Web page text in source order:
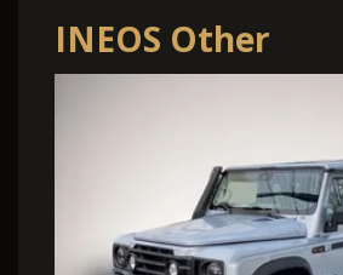
INEOS Other
Quartermaster
AWD*AHK*Navi*